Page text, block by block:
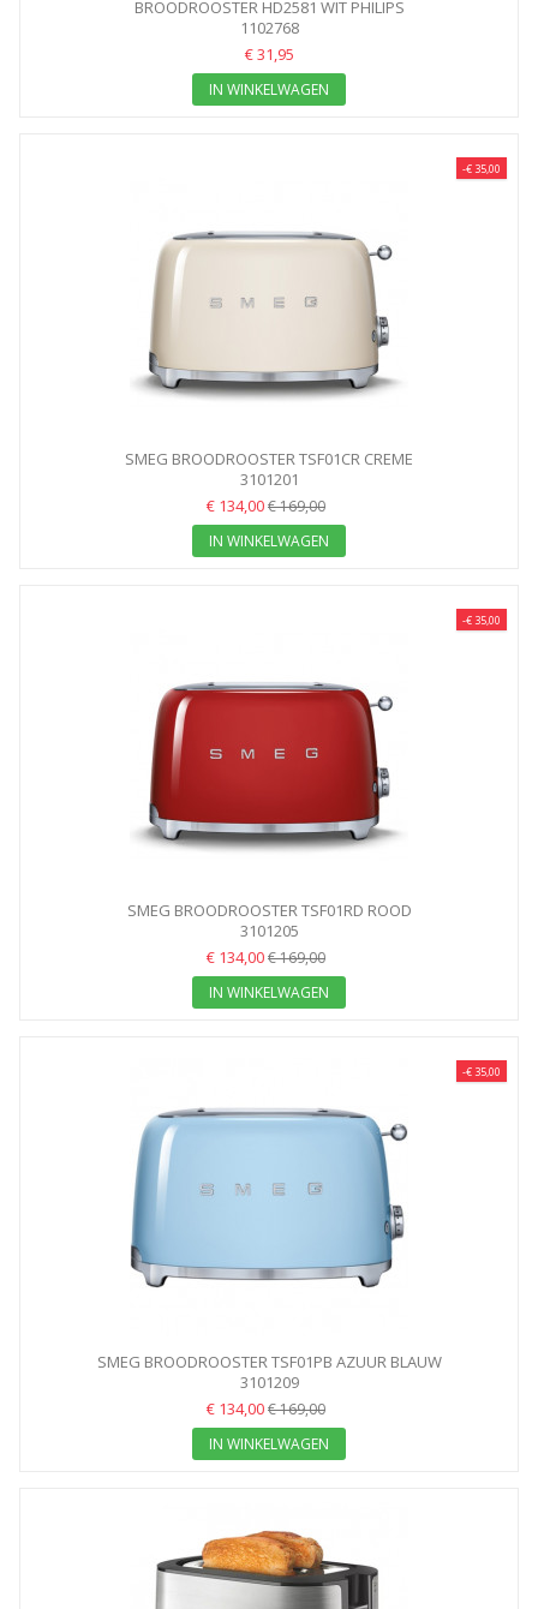
BROODROOSTER HD2581 WIT PHILIPS
1102768
€ 31,95
IN WINKELWAGEN
-€ 35,00
SMEG BROODROOSTER TSF01CR CREME
3101201
€ 134,00€ 169,00
IN WINKELWAGEN
-€ 35,00
SMEG BROODROOSTER TSF01RD ROOD
3101205
€ 134,00€ 169,00
IN WINKELWAGEN
-€ 35,00
SMEG BROODROOSTER TSF01PB AZUUR BLAUW
3101209
€ 134,00€ 169,00
IN WINKELWAGEN